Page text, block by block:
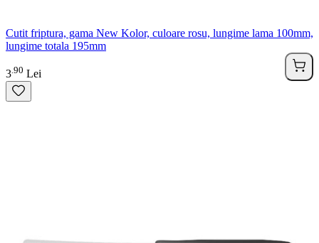
Cutit friptura, gama New Kolor, culoare rosu, lungime lama 100mm,
lungime totala 195mm
3 90 Lei